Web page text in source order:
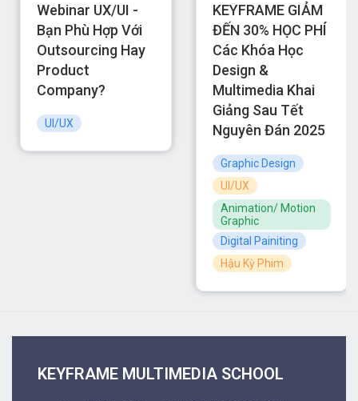
Webinar UX/UI -
Bạn Phù Hợp Với
Outsourcing Hay
Product
Company?
UI/UX
KEYFRAME GIẢM
ĐẾN 30% HỌC PHÍ
Các Khóa Học
Design &
Multimedia Khai
Giảng Sau Tết
Nguyên Đán 2025
Graphic Design
UI/UX
Animation/ Motion
Graphic
Digital Painiting
Hậu Kỳ Phim
KEYFRAME MULTIMEDIA SCHOOL